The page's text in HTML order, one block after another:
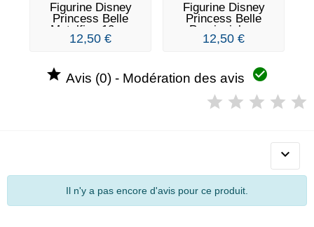
Figurine Disney
Princess Belle
Metalfigs 10cm
12,50 €
Figurine Disney
Princess Belle
Provinciale...
12,50 €
 Avis (0) - Modération des avis 

Il n'y a pas encore d'avis pour ce produit.